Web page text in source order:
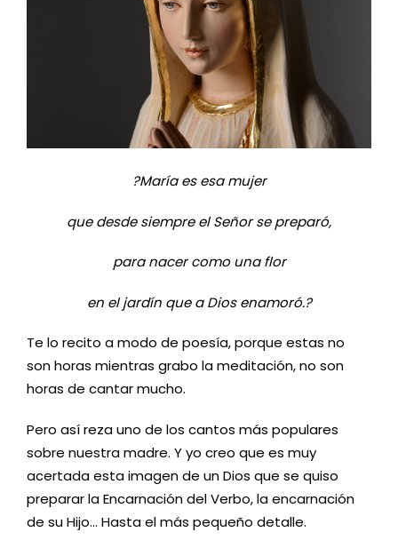
?María es esa mujer
que desde siempre el Señor se preparó,
para nacer como una flor
en el jardín que a Dios enamoró.?
Te lo recito a modo de poesía, porque estas no
son horas mientras grabo la meditación, no son
horas de cantar mucho.
Pero así reza uno de los cantos más populares
sobre nuestra madre. Y yo creo que es muy
acertada esta imagen de un Dios que se quiso
preparar la Encarnación del Verbo, la encarnación
de su Hijo… Hasta el más pequeño detalle.